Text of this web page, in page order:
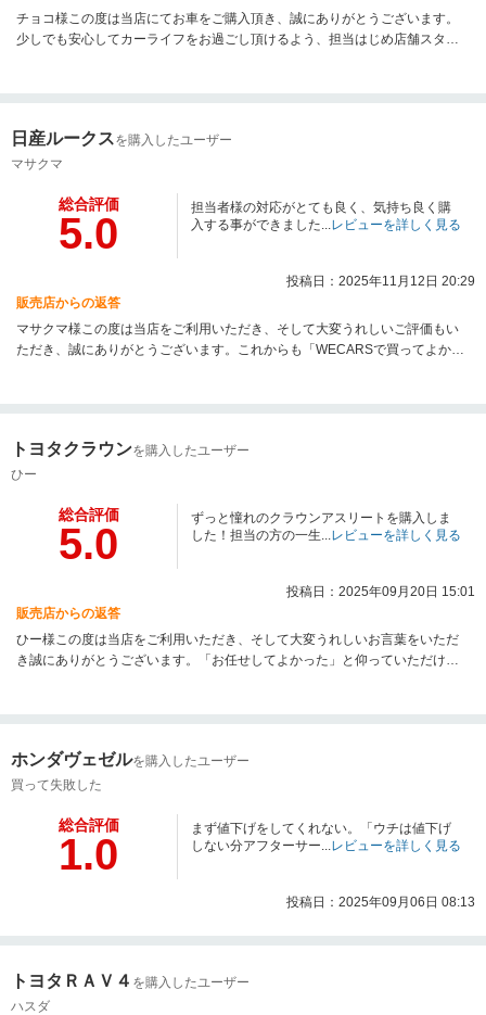
チョコ様この度は当店にてお車をご購入頂き、誠にありがとうございます。
少しでも安心してカーライフをお過ごし頂けるよう、担当はじめ店舗スタッ
日産ルークスを購入したユーザー
マサクマ
総合評価
5.0
担当者様の対応がとても良く、気持ち良く購
入する事ができました...レビューを詳しく見る
投稿日：2025年11月12日 20:29
販売店からの返答
マサクマ様この度は当店をご利用いただき、そして大変うれしいご評価もい
ただき、誠にありがとうございます。これからも「WECARSで買ってよかっ
めますので、引き続き何卒宜しくお願い致します。
トヨタクラウンを購入したユーザー
ひー
総合評価
5.0
ずっと憧れのクラウンアスリートを購入しま
した！担当の方の一生...レビューを詳しく見る
投稿日：2025年09月20日 15:01
販売店からの返答
ひー様この度は当店をご利用いただき、そして大変うれしいお言葉をいただ
き誠にありがとうございます。「お任せしてよかった」と仰っていただけた
ます！
ホンダヴェゼルを購入したユーザー
買って失敗した
総合評価
1.0
まず値下げをしてくれない。「ウチは値下げ
しない分アフターサー...レビューを詳しく見る
投稿日：2025年09月06日 08:13
トヨタＲＡＶ４ を購入したユーザー
ハスダ